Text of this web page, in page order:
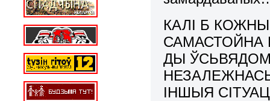
КАЛІ Б
САМАСТОЙНА
ДЫ
ІНШЫЯ